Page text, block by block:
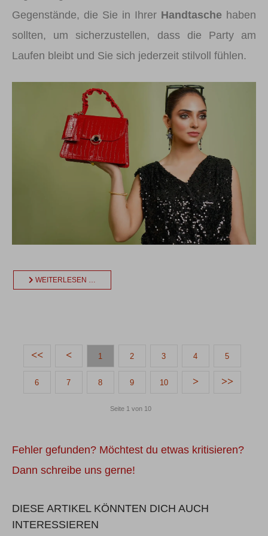
Gegenstände, die Sie in Ihrer Handtasche haben
sollten, um sicherzustellen, dass die Party am
Laufen bleibt und Sie sich jederzeit stilvoll fühlen.
WEITERLESEN …
1 2 3 4 5
6 7 8 9 10
Seite 1 von 10
Fehler gefunden? Möchtest du etwas kritisieren?
Dann schreibe uns gerne!
DIESE ARTIKEL KÖNNTEN DICH AUCH
INTERESSIEREN